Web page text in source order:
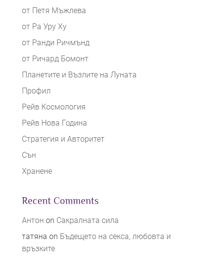
от Петя Мъжлева
от Ра Уру Ху
от Ранди Ричмънд
от Ричард Бомонт
Планетите и Възлите на Луната
Профил
Рейв Космология
Рейв Нова Година
Стратегия и Авторитет
Сън
Хранене
Recent Comments
Антон on Сакралната сила
татяна on Бъдещето на секса, любовта и
връзките